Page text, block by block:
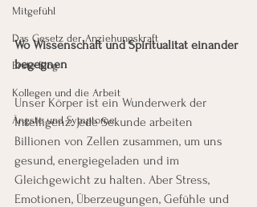
Mitgefühl
Das Gesetz der Anziehungskraft
Erste Blog
Kollegen und die Arbeit
Ängste und Symptome
Wo Wissenschaft und Spiritualitat einander
begegnen
Unser Körper ist ein Wunderwerk der
Intelligenz. Jede Sekunde arbeiten
Billionen von Zellen zusammen, um uns
gesund, energiegeladen und im
Gleichgewicht zu halten. Aber Stress,
Emotionen, Überzeugungen, Gefühle und